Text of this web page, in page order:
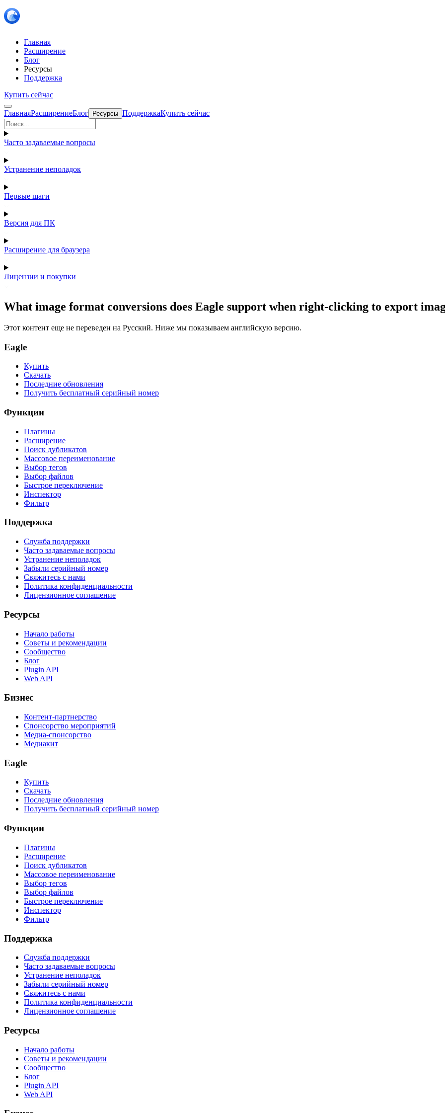
Главная
Расширение
Блог
Ресурсы
Поддержка
Купить сейчас
ГлавнаяРасширениеБлог Ресурсы ПоддержкаКупить сейчас
Часто задаваемые вопросы
Устранение неполадок
Первые шаги
Версия для ПК
Расширение для браузера
Лицензии и покупки
What image format conversions does Eagle support when right-clicking to export
Этот контент еще не переведен на Русский. Ниже мы показываем английскую версию.
Eagle
Купить
Скачать
Последние обновления
Получить бесплатный серийный номер
Функции
Плагины
Расширение
Поиск дубликатов
Массовое переименование
Выбор тегов
Выбор файлов
Быстрое переключение
Инспектор
Фильтр
Поддержка
Служба поддержки
Часто задаваемые вопросы
Устранение неполадок
Забыли серийный номер
Свяжитесь с нами
Политика конфиденциальности
Лицензионное соглашение
Ресурсы
Начало работы
Советы и рекомендации
Сообщество
Блог
Plugin API
Web API
Бизнес
Контент-партнерство
Спонсорство мероприятий
Медиа-спонсорство
Медиакит
Eagle
Купить
Скачать
Последние обновления
Получить бесплатный серийный номер
Функции
Плагины
Расширение
Поиск дубликатов
Массовое переименование
Выбор тегов
Выбор файлов
Быстрое переключение
Инспектор
Фильтр
Поддержка
Служба поддержки
Часто задаваемые вопросы
Устранение неполадок
Забыли серийный номер
Свяжитесь с нами
Политика конфиденциальности
Лицензионное соглашение
Ресурсы
Начало работы
Советы и рекомендации
Сообщество
Блог
Plugin API
Web API